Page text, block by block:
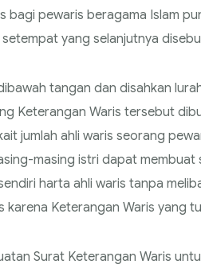
bagi pewaris beragama Islam
yang selanjutnya
tangan dan disahkan
Keterangan Waris tersebut
jumlah ahli waris seorang
masing istri dapat
harta ahli waris tanpa
karena Keterangan Waris yang
Surat Keterangan Waris